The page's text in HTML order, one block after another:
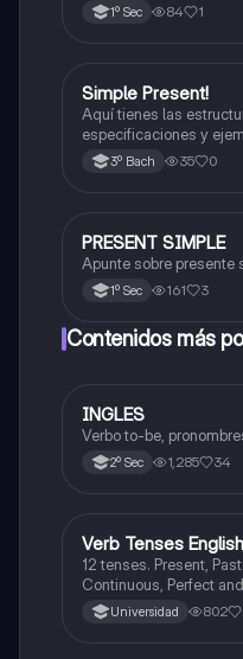
1º Sec 84 1
Inglés
Simple Present!
Aquí tienes las
especificaciones y
simple en inglés c:
3º Bach 35 0
Inglés
PRESENT SIMPLE
Apunte sobre presente
1º Sec 161 3
Contenidos más
Inglés
INGLES
Verbo to-be,
2º Sec 1,285 34
VInglés
Verb Tenses English
12 tenses. Present,
Continuous, Perfect
Universidad 802